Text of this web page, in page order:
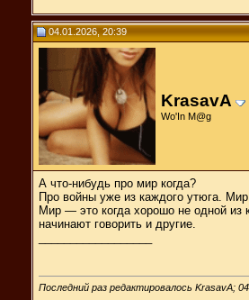
04.01.2026, 20:39
KrasavA
Wо'In M@g
А что-нибудь про мир когда?
Про войны уже из каждого утюга. Мир
Мир — это когда хорошо не одной из
начинают говорить и другие.
Последний раз редактировалось KrasavA;